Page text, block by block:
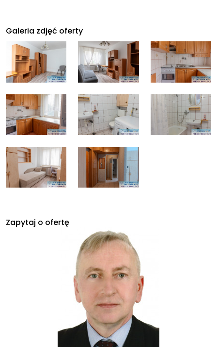
Galeria zdjęć oferty
Zapytaj o ofertę